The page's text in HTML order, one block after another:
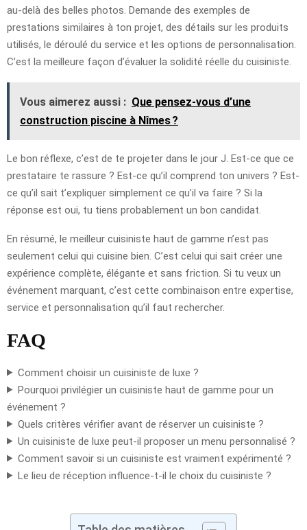
au-delà des belles photos. Demande des exemples de
prestations similaires à ton projet, des détails sur les produits
utilisés, le déroulé du service et les options de personnalisation.
C’est la meilleure façon d’évaluer la solidité réelle du cuisiniste.
Vous aimerez aussi : Que pensez-vous d’une
construction piscine à Nîmes ?
Le bon réflexe, c’est de te projeter dans le jour J. Est-ce que ce
prestataire te rassure ? Est-ce qu’il comprend ton univers ? Est-
ce qu’il sait t’expliquer simplement ce qu’il va faire ? Si la
réponse est oui, tu tiens probablement un bon candidat.
En résumé, le meilleur cuisiniste haut de gamme n’est pas
seulement celui qui cuisine bien. C’est celui qui sait créer une
expérience complète, élégante et sans friction. Si tu veux un
événement marquant, c’est cette combinaison entre expertise,
service et personnalisation qu’il faut rechercher.
FAQ
Comment choisir un cuisiniste de luxe ?
Pourquoi privilégier un cuisiniste haut de gamme pour un
événement ?
Quels critères vérifier avant de réserver un cuisiniste ?
Un cuisiniste de luxe peut-il proposer un menu personnalisé ?
Comment savoir si un cuisiniste est vraiment expérimenté ?
Le lieu de réception influence-t-il le choix du cuisiniste ?